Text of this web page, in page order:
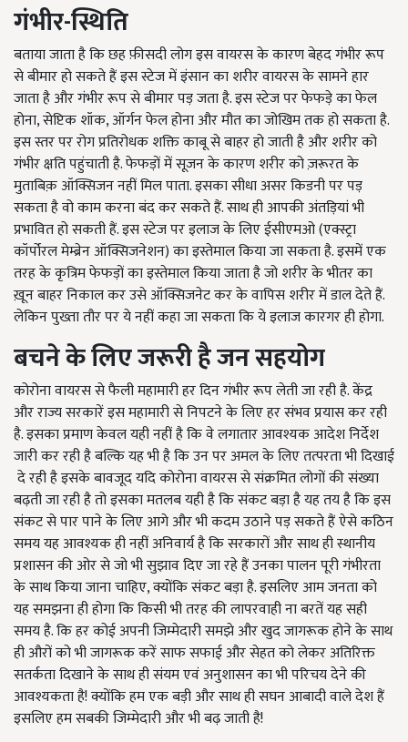
गंभीर-स्थिति
बताया जाता है कि छह फ़ीसदी लोग इस वायरस के कारण बेहद गंभीर रूप
से बीमार हो सकते हैं इस स्टेज में इंसान का शरीर वायरस के सामने हार
जाता है और गंभीर रूप से बीमार पड़ जता है. इस स्टेज पर फेफड़े का फेल
होना, सेप्टिक शॉक, ऑर्गन फेल होना और मौत का जोखिम तक हो सकता है.
इस स्तर पर रोग प्रतिरोधक शक्ति काबू से बाहर हो जाती है और शरीर को
गंभीर क्षति पहुंचाती है. फेफड़ों में सूजन के कारण शरीर को ज़रूरत के
मुताबिक़ ऑक्सिजन नहीं मिल पाता. इसका सीधा असर किडनी पर पड़
सकता है वो काम करना बंद कर सकते हैं. साथ ही आपकी अंतड़ियां भी
प्रभावित हो सकती हैं. इस स्टेज पर इलाज के लिए ईसीएमओ (एक्स्ट्रा
कॉर्पोरल मेम्ब्रेन ऑक्सिजनेशन) का इस्तेमाल किया जा सकता है. इसमें एक
तरह के कृत्रिम फेफड़ों का इस्तेमाल किया जाता है जो शरीर के भीतर का
ख़ून बाहर निकाल कर उसे ऑक्सिजनेट कर के वापिस शरीर में डाल देते हैं.
लेकिन पुख्ता तौर पर ये नहीं कहा जा सकता कि ये इलाज कारगर ही होगा.
बचने के लिए जरूरी है जन सहयोग
कोरोना वायरस से फैली महामारी हर दिन गंभीर रूप लेती जा रही है. केंद्र
और राज्य सरकारें इस महामारी से निपटने के लिए हर संभव प्रयास कर रही
है. इसका प्रमाण केवल यही नहीं है कि वे लगातार आवश्यक आदेश निर्देश
जारी कर रही है बल्कि यह भी है कि उन पर अमल के लिए तत्परता भी दिखाई
दे रही है इसके बावजूद यदि कोरोना वायरस से संक्रमित लोगों की संख्या
बढ़ती जा रही है तो इसका मतलब यही है कि संकट बड़ा है यह तय है कि इस
संकट से पार पाने के लिए आगे और भी कदम उठाने पड़ सकते हैं ऐसे कठिन
समय यह आवश्यक ही नहीं अनिवार्य है कि सरकारों और साथ ही स्थानीय
प्रशासन की ओर से जो भी सुझाव दिए जा रहे हैं उनका पालन पूरी गंभीरता
के साथ किया जाना चाहिए, क्योंकि संकट बड़ा है. इसलिए आम जनता को
यह समझना ही होगा कि किसी भी तरह की लापरवाही ना बरतें यह सही
समय है. कि हर कोई अपनी जिम्मेदारी समझे और खुद जागरूक होने के साथ
ही औरों को भी जागरूक करें साफ सफाई और सेहत को लेकर अतिरिक्त
सतर्कता दिखाने के साथ ही संयम एवं अनुशासन का भी परिचय देने की
आवश्यकता है! क्योंकि हम एक बड़ी और साथ ही सघन आबादी वाले देश हैं
इसलिए हम सबकी जिम्मेदारी और भी बढ़ जाती है!